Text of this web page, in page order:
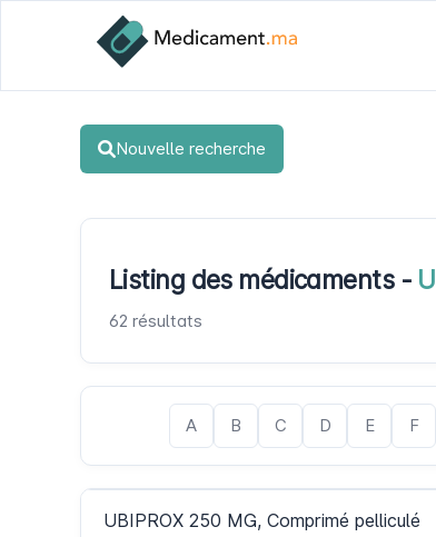
Nouvelle recherche
Listing des médicaments - U
62 résultats
A B C D E F
UBIPROX 250 MG, Comprimé pelliculé